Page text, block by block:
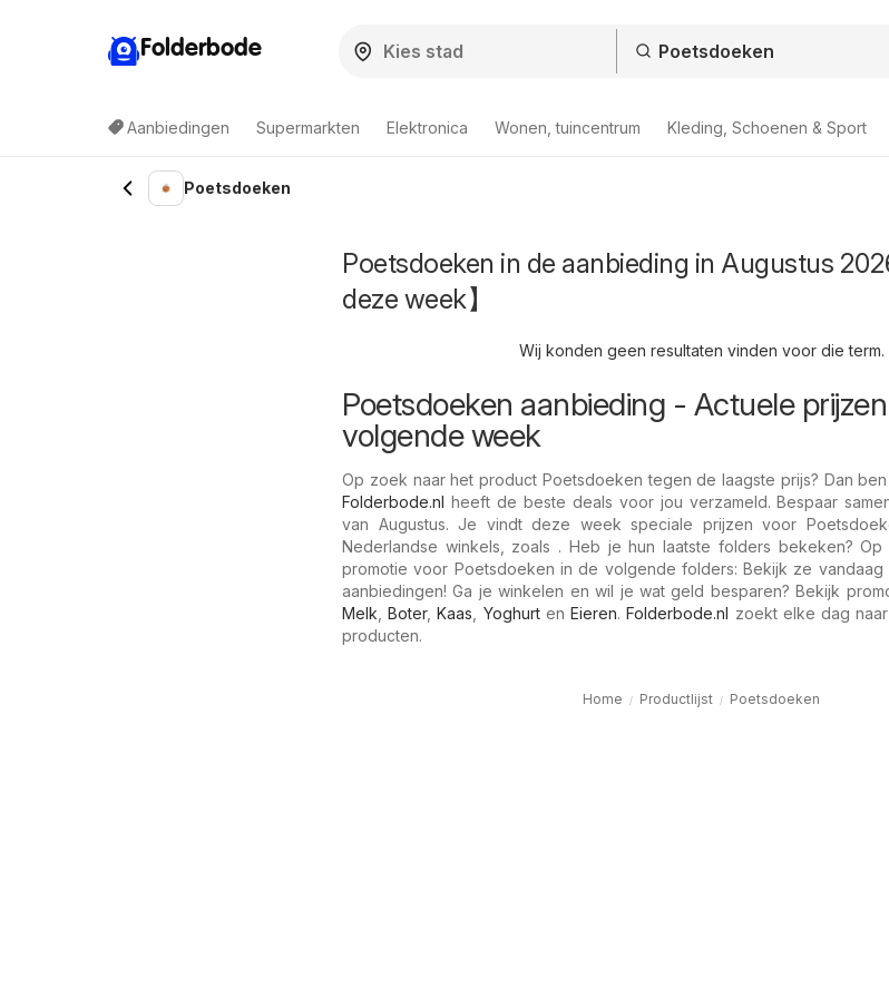
Folderbode
Aanbiedingen Supermarkten Elektronica Wonen, tuincentrum Kleding, Schoenen & Sport
Poetsdoeken
Poetsdoeken in de aanbieding in Augustus
deze week】
Wij konden geen resultaten vinden voor die term.
Poetsdoeken aanbieding - Actuele
volgende week
Op zoek naar het product Poetsdoeken tegen de laagste prijs? Dan
Folderbode.nl heeft de beste deals voor jou verzameld. Bespaar
van Augustus. Je vindt deze week speciale prijzen voor
Nederlandse winkels, zoals . Heb je hun laatste folders bekeken?
promotie voor Poetsdoeken in de volgende folders: Bekijk ze
aanbiedingen! Ga je winkelen en wil je wat geld besparen? Bekijk
Melk ,Boter,Kaas YoghurtenEieren.Folderbode.nl zoekt elke dag
producten.
Home Productlijst Poetsdoeken